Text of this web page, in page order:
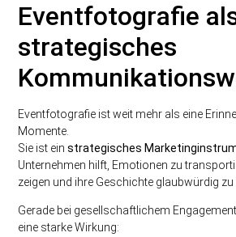
Eventfotografie
strategisches
Eventfotografie ist weit mehr als eine
Momente.
Sie ist einstrategisches
Unternehmen hilft, Emotionen zu
zeigen und ihre Geschichte glaubwürdig zu
Gerade bei gesellschaftlichem
eine starke Wirkung: